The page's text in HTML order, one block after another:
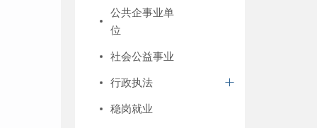
公共企事业单
位
社会公益事业
行政执法
稳岗就业